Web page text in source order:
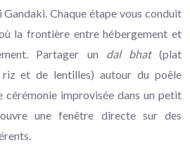
Chaque étape vous conduit
la frontière entre hébergement et
Partager un dal bhat(plat
et de lentilles) autour du poêle
cérémonie improvisée dans un petit
une fenêtre directe sur des